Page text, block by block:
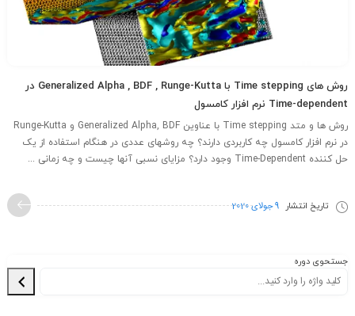
روش های Time stepping با Generalized Alpha , BDF , Runge-Kutta در
Time-dependent نرم افزار کامسول
روش ها و متد Time stepping با عناوین Generalized Alpha, BDF و Runge-Kutta
در نرم افزار کامسول چه کاربردی دارند؟ چه روشهای عددی در هنگام استفاده از یک
حل کننده Time-Dependent وجود دارد؟ مزایای نسبی آنها چیست و چه زمانی ...
تاریخ انتشار 9 جولای 2020
جستحوی دوره